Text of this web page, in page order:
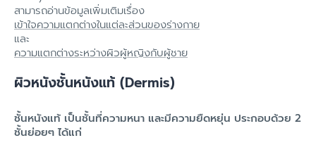
สามารถอ่านข้อมูลเพิ่มเติมเรื่อง
เข้าใจความแตกต่างในแต่ละส่วนของร่างกาย
และ
ความแตกต่างระหว่างผิวผู้หญิงกับผู้ชาย
ผิวหนังชั้นหนังแท้ (Dermis)
ชั้นหนังแท้ เป็นชั้นที่ความหนา และมีความยืดหยุ่น ประกอบด้วย 2
ชั้นย่อยๆ ได้แก่